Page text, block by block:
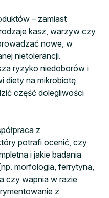
– zamiast
kasz, warzyw czy
nowe, w
nietolerancji.
ryzyko niedoborów i
diety na mikrobiotę
część dolegliwości
z
potrafi ocenić, czy
i jakie badania
morfologia, ferrytyna,
czy wapnia w razie
z